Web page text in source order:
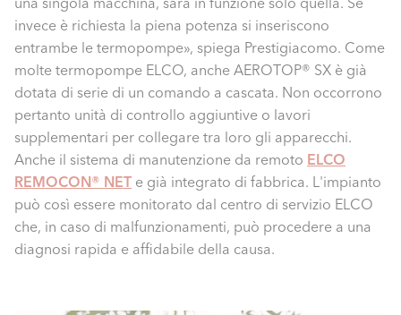
invece è richiesta la piena potenza si inseriscono
entrambe le termopompe», spiega Prestigiacomo. Come
molte termopompe ELCO, anche AEROTOP® SX è già
dotata di serie di un comando a cascata. Non occorrono
pertanto unità di controllo aggiuntive o lavori
supplementari per collegare tra loro gli apparecchi.
Anche il sistema di manutenzione da remoto ELCO
REMOCON® NET e già integrato di fabbrica. L'impianto
può così essere monitorato dal centro di servizio ELCO
che, in caso di malfunzionamenti, può procedere a una
diagnosi rapida e affidabile della causa.